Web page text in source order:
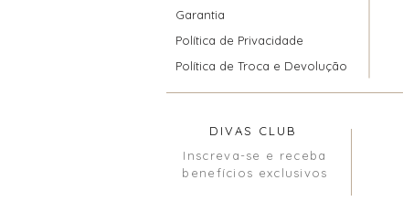
Garantia
Política de Privacidade
Política de Troca e Devolução
DIVAS CLUB
Inscreva-se e receba
benefícios exclusivos